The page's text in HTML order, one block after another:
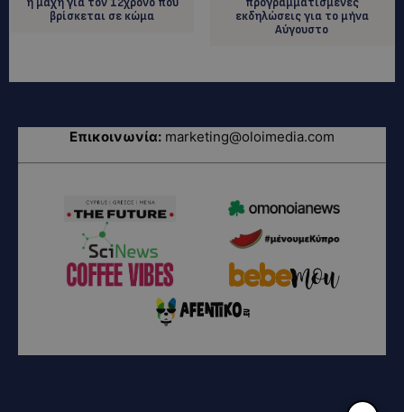
βρίσκεται σε κώμα
εκδηλώσεις για το μήνα
Αύγουστο
Επικοινωνία: marketing@oloimedia.com